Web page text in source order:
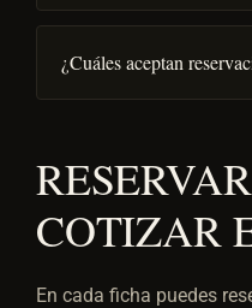
¿Cuáles aceptan
COTIZAR
En cada ficha puedes